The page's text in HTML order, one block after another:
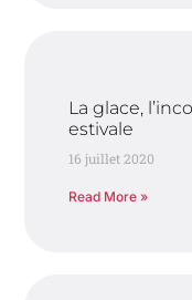
La glace,
estivale
16 juillet 2020
Read More »